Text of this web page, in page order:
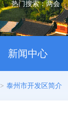
热门搜索：两会
新闻中心
> 泰州市开发区简介